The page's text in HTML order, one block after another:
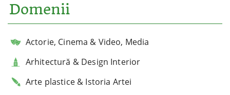
Domenii
Actorie, Cinema & Video, Media
Arhitectură & Design Interior
Arte plastice & Istoria Artei